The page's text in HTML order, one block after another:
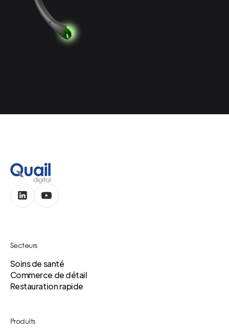
Secteurs
Soins de santé
Commerce de détail
Restauration rapide
Produits